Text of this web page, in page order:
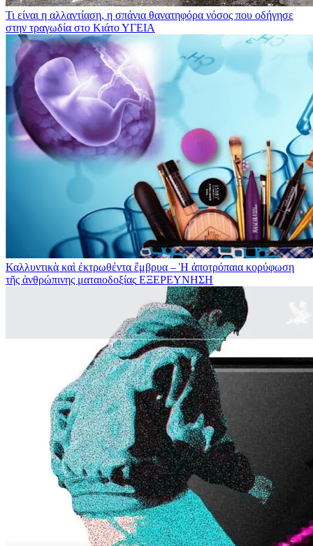
Τι είναι η αλλαντίαση, η σπάνια θανατηφόρα νόσος που οδήγησε
στην τραγωδία στο ΚιάτοΥΓΕΙΑ
Καλλυντικὰ καὶ ἐκτρωθέντα ἔμβρυα – Ἡ ἀποτρόπαια κορύφωση
τῆς ἀνθρώπινης ματαιοδοξίας ΕΞΕΡΕΥΝΗΣΗ